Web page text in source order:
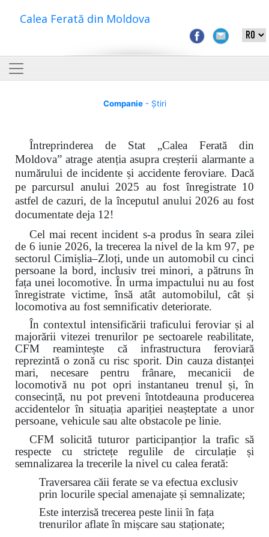
Calea Ferată din Moldova
Companie- Știri
Întreprinderea de Stat „Calea Ferată din
Moldova” atrage atenția asupra creșterii alarmante a
numărului de incidente și accidente feroviare. Dacă
pe parcursul anului 2025 au fost înregistrate 10
astfel de cazuri, de la începutul anului 2026 au fost
documentate deja 12!
Cel mai recent incident s-a produs în seara zilei
de 6 iunie 2026, la trecerea la nivel de la km 97, pe
sectorul Cimișlia–Zloți, unde un automobil cu cinci
persoane la bord, inclusiv trei minori, a pătruns în
fața unei locomotive. În urma impactului nu au fost
înregistrate victime, însă atât automobilul, cât și
locomotiva au fost semnificativ deteriorate.
În contextul intensificării traficului feroviar și al
majorării vitezei trenurilor pe sectoarele reabilitate,
CFM reamintește că infrastructura feroviară
reprezintă o zonă cu risc sporit. Din cauza distanței
mari, necesare pentru frânare, mecanicii de
locomotivă nu pot opri instantaneu trenul și, în
consecință, nu pot preveni întotdeauna producerea
accidentelor în situația apariției neașteptate a unor
persoane, vehicule sau alte obstacole pe linie.
CFM solicită tuturor participanțior la trafic să
respecte cu strictețe regulile de circulație și
semnalizarea la trecerile la nivel cu calea ferată:
Traversarea căii ferate se va efectua exclusiv
prin locurile special amenajate și semnalizate;
Este interzisă trecerea peste linii în fața
trenurilor aflate în mișcare sau staționate;